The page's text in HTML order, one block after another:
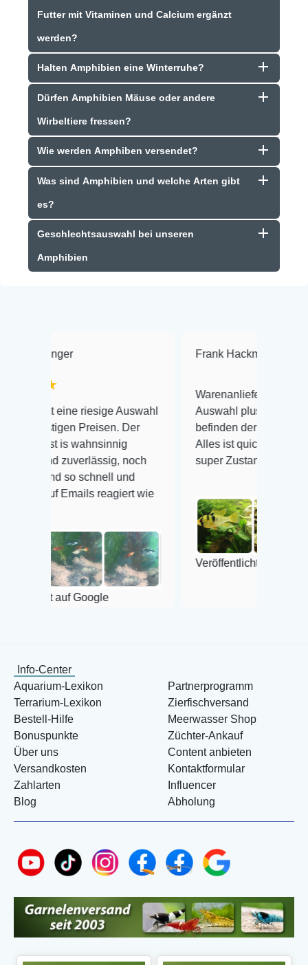
Futter mit Vitaminen und Calcium ergänzt
werden?
Halten Amphibien eine Winterruhe?
Dürfen Amphibien Mäuse oder andere
Wirbeltiere fressen?
Wie werden Amphiben versendet?
Was sind Amphibien und welche Arten gibt
es?
Geschlechtsauswahl bei unseren
Amphibien
Auswahl
Der
noch
und
reagiert wie
Frank Hackmayer ★★★★
Warenanlieferung Top und die
Auswahl plus gesundheitliches
befinden der Fische einwandfrei.
Alles ist quick lebendig und im
super Zustand. Gerne wieder 😃
Veröffentlicht auf Google
Info-Center
Aquarium-Lexikon
Terrarium-Lexikon
Bestell-Hilfe
Bonuspunkte
Über uns
Versandkosten
Zahlarten
Blog
Partnerprogramm
Zierfischversand
Meerwasser Shop
Züchter-Ankauf
Content anbieten
Kontaktformular
Influencer
Abholung